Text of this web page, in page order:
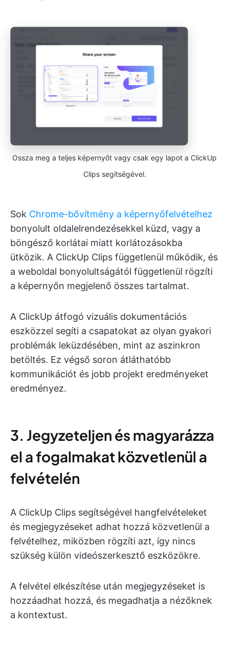
Ossza meg a teljes képernyőt vagy csak egy lapot a ClickUp
Clips segítségével.
Sok Chrome-bővítmény a képernyőfelvételhez
bonyolult oldalelrendezésekkel küzd, vagy a
böngésző korlátai miatt korlátozásokba
ütközik. A ClickUp Clips függetlenül működik, és
a weboldal bonyolultságától függetlenül rögzíti
a képernyőn megjelenő összes tartalmat.
A ClickUp átfogó vizuális dokumentációs
eszközzel segíti a csapatokat az olyan gyakori
problémák leküzdésében, mint az aszinkron
betöltés. Ez végső soron átláthatóbb
kommunikációt és jobb projekt eredményeket
eredményez.
3. Jegyzeteljen és magyarázza
el a fogalmakat közvetlenül a
felvételén
A ClickUp Clips segítségével hangfelvételeket
és megjegyzéseket adhat hozzá közvetlenül a
felvételhez, miközben rögzíti azt, így nincs
szükség külön videószerkesztő eszközökre.
A felvétel elkészítése után megjegyzéseket is
hozzáadhat hozzá, és megadhatja a nézőknek
a kontextust.